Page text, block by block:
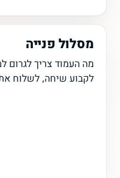
מסלול פנייה
מה העמוד צריך
לקבוע שיחה, לשלוח